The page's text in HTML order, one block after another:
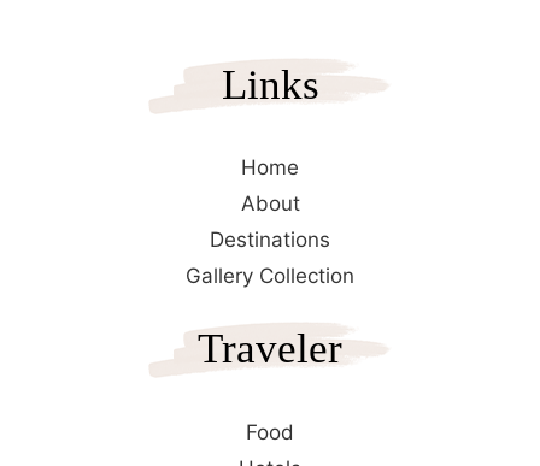
Links
Home
About
Destinations
Gallery Collection
Traveler
Food